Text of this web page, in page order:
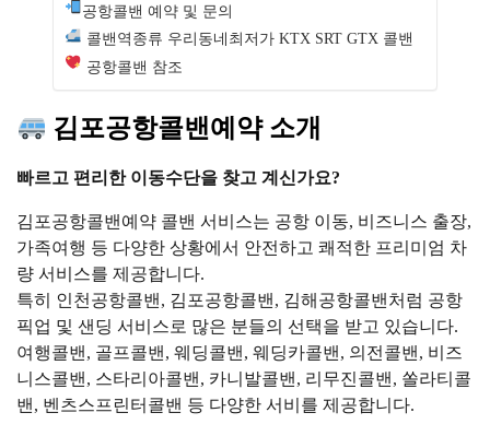
공항콜밴 예약 및 문의
콜밴역종류 우리동네최저가 KTX SRT GTX 콜밴
공항콜밴 참조
김포공항콜밴예약 소개
빠르고 편리한 이동수단을 찾고 계신가요?
김포공항콜밴예약 콜밴 서비스는 공항 이동, 비즈니스 출장,
가족여행 등 다양한 상황에서 안전하고 쾌적한 프리미엄 차
량 서비스를 제공합니다.
특히 인천공항콜밴, 김포공항콜밴, 김해공항콜밴처럼 공항
픽업 및 샌딩 서비스로 많은 분들의 선택을 받고 있습니다.
여행콜밴, 골프콜밴, 웨딩콜밴, 웨딩카콜밴, 의전콜밴, 비즈
니스콜밴, 스타리아콜밴, 카니발콜밴, 리무진콜밴, 쏠라티콜
밴, 벤츠스프린터콜밴 등 다양한 서비를 제공합니다.